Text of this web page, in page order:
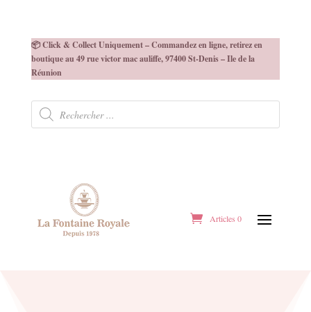
📦 Click & Collect Uniquement – Commandez en ligne, retirez en
boutique au 49 rue victor mac auliffe, 97400 St-Denis – Ile de la
Réunion
Recherche
produits
Articles 0